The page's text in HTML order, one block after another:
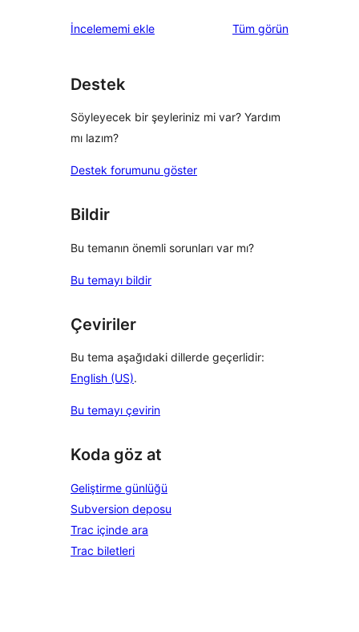
İncelememi ekle Tüm değerlendirmeleri
görün
Destek
Söyleyecek bir şeyleriniz mi var? Yardım
mı lazım?
Destek forumunu göster
Bildir
Bu temanın önemli sorunları var mı?
Bu temayı bildir
Çeviriler
Bu tema aşağıdaki dillerde geçerlidir:
English (US).
Bu temayı çevirin
Koda göz at
Geliştirme günlüğü
Subversion deposu
Trac içinde ara
Trac biletleri